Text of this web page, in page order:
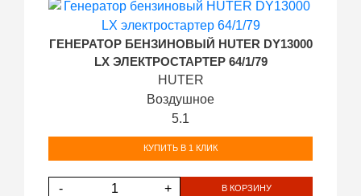
ГЕНЕРАТОР БЕНЗИНОВЫЙ HUTER DY13000
LX ЭЛЕКТРОСТАРТЕР 64/1/79
HUTER
Воздушное
5.1
КУПИТЬ В 1 КЛИК
- + В КОРЗИНУ